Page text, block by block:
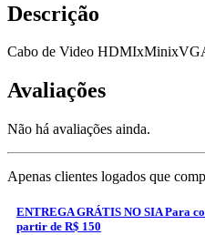
Descrição
Cabo de Video
Avaliações
Não há avaliações ainda.
Apenas clientes logados que
ENTREGA GRÁTIS NO SIA Para
partir de R$ 150